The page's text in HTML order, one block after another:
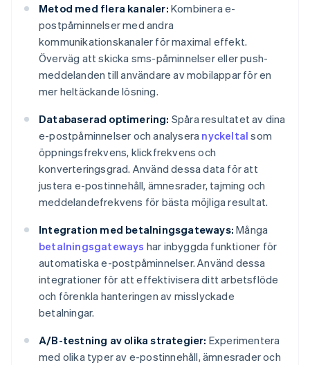
Metod med flera kanaler: Kombinera e-
postpåminnelser med andra
kommunikationskanaler för maximal effekt.
Överväg att skicka sms-påminnelser eller push-
meddelanden till användare av mobilappar för en
mer heltäckande lösning.
Databaserad optimering: Spåra resultatet av dina
e-postpåminnelser och analysera nyckeltal som
öppningsfrekvens, klickfrekvens och
konverteringsgrad. Använd dessa data för att
justera e-postinnehåll, ämnesrader, tajming och
meddelandefrekvens för bästa möjliga resultat.
Integration med betalningsgateways: Många
betalningsgateways har inbyggda funktioner för
automatiska e-postpåminnelser. Använd dessa
integrationer för att effektivisera ditt arbetsflöde
och förenkla hanteringen av misslyckade
betalningar.
A/B-testning av olika strategier: Experimentera
med olika typer av e-postinnehåll, ämnesrader och